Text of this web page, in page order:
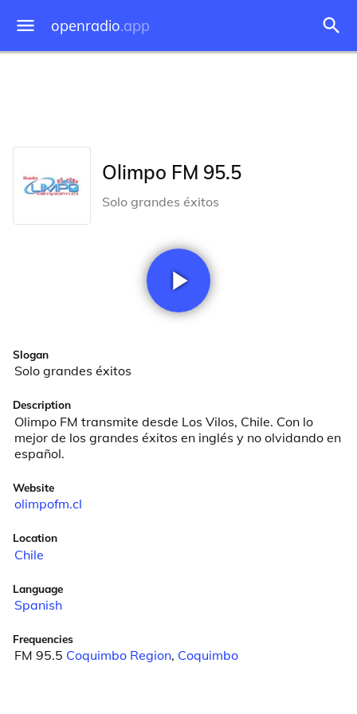
openradio.app
Olimpo FM 95.5
Solo grandes éxitos
Slogan
Solo grandes éxitos
Description
Olimpo FM transmite desde Los Vilos, Chile. Con lo
mejor de los grandes éxitos en inglés y no olvidando en
español.
Website
olimpofm.cl
Location
Chile
Language
Spanish
Frequencies
FM 95.5 Coquimbo Region, Coquimbo